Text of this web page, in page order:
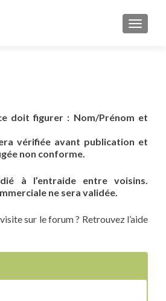
doit figurer : Nom/Prénom et
vérifiée avant publication et
non conforme.
à l’entraide entre voisins.
ne sera validée.
sur le forum ? Retrouvez l’aide